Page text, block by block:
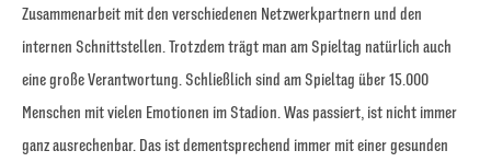
Zusammenarbeit mit den verschiedenen Netzwerkpartnern und den
internen Schnittstellen. Trotzdem trägt man am Spieltag natürlich auch
eine große Verantwortung. Schließlich sind am Spieltag über 15.000
Menschen mit vielen Emotionen im Stadion. Was passiert, ist nicht immer
ganz ausrechenbar. Das ist dementsprechend immer mit einer gesunden